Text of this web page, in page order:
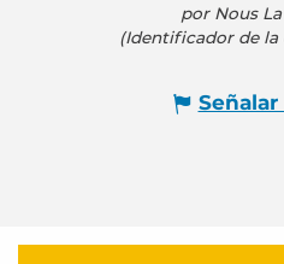
por Nous
(Identificador de la